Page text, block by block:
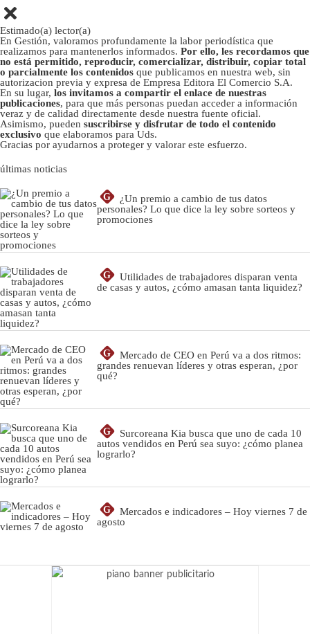
Estimado(a) lector(a)
En Gestión, valoramos profundamente la labor periodística que
realizamos para mantenerlos informados. Por ello, les recordamos que
no está permitido, reproducir, comercializar, distribuir, copiar total
o parcialmente los contenidos que publicamos en nuestra web, sin
autorizacion previa y expresa de Empresa Editora El Comercio S.A.
En su lugar, los invitamos a compartir el enlace de nuestras
publicaciones, para que más personas puedan acceder a información
veraz y de calidad directamente desde nuestra fuente oficial.
Asimismo, pueden suscribirse y disfrutar de todo el contenido
exclusivo que elaboramos para Uds.
Gracias por ayudarnos a proteger y valorar este esfuerzo.
últimas noticias
G
¿Un premio a cambio de tus datos
personales? Lo que dice la ley sobre sorteos y
promociones
G
Utilidades de trabajadores disparan venta
de casas y autos, ¿cómo amasan tanta liquidez?
G
Mercado de CEO en Perú va a dos ritmos:
grandes renuevan líderes y otras esperan, ¿por
qué?
G
Surcoreana Kia busca que uno de cada 10
autos vendidos en Perú sea suyo: ¿cómo planea
lograrlo?
G
Mercados e indicadores – Hoy viernes 7 de
agosto